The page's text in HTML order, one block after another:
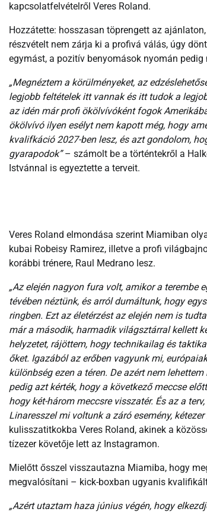
kapcsolatfelvételről Veres Roland.
Hozzátette: hosszasan töprengett az
részvételt nem zárja ki a profivá válás, úgy
egymást, a pozitív benyomások nyomán
„Megnéztem a körülményeket, az
legjobb feltételek itt vannak és itt tudok a
az idén már profi ökölvívóként fogok
ökölvívó ilyen esélyt nem kapott még, hogy
kvalifkáció 2027-ben lesz, és azt gondolom,
gyarapodok”– számolt be a történtekről a
Istvánnal is egyeztette a terveit.
Veres Roland elmondása szerint Miamiban
kubai Robeisy Ramirez, illetve a profi
korábbi trénere, Raul Medrano lesz.
„Az elején nagyon fura volt, amikor a
tévében néztünk, és arról dumáltunk, hogy
ringben. Ezt az életérzést az elején nem is
már a második, harmadik világsztárral kellett
helyzetet, rájöttem, hogy technikailag és
őket. Igazából az erőben vagyunk mi,
különbség ezen a téren. De azért nem
pedig azt kérték, hogy a következő meccse
hogy két-három meccsre visszatér. És az a
Linaresszel mi voltunk a záró esemény,
kulisszatitkokba Veres Roland, akinek a
tízezer követője lett az Instagramon.
Mielőtt ősszel visszautazna Miamiba, hogy
megvalósítani – kick-boxban ugyanis
„Azért utaztam haza június végén, hogy